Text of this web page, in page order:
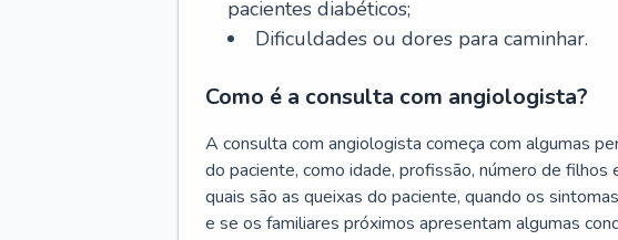
pacientes diabéticos;
Dificuldades ou dores para caminhar.
Como é a consulta com angiologista?
A consulta com angiologista começa com algumas
do paciente, como idade, profissão, número de
quais são as queixas do paciente, quando os
e se os familiares próximos apresentam algumas